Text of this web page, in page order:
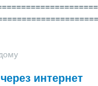
интернет